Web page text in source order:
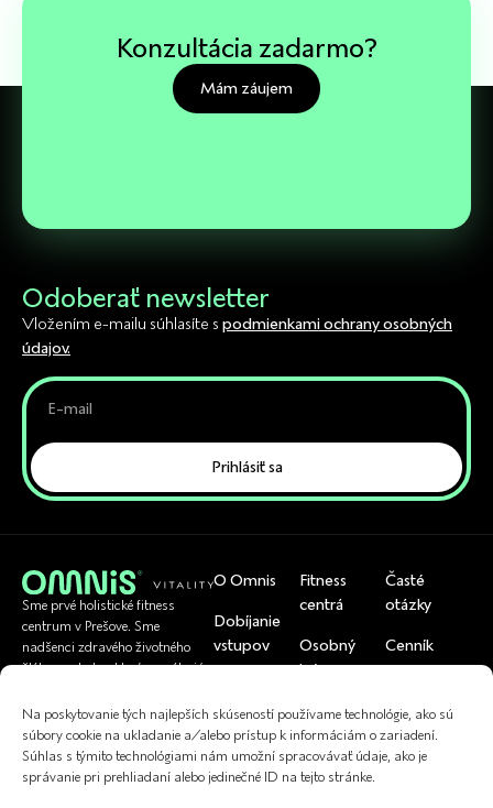
Na poskytovanie tých najlepších skúseností používame technológie, ako sú
súbory cookie na ukladanie a/alebo prístup k informáciám o zariadení.
Súhlas s týmito technológiami nám umožní spracovávať údaje, ako je
správanie pri prehliadaní alebo jedinečné ID na tejto stránke.
Konzultácia zadarmo?
Mám záujem
Odoberať newsletter
Vložením e-mailu súhlasíte s podmienkami ochrany osobných
údajov.
Prihlásiť sa
Sme prvé holistické fitness
centrum v Prešove. Sme
nadšenci zdravého životného
štýlu a pohybu, ktorí pomáhajú
U nás si viete
uplatniť
O Omnis
Dobíjanie
vstupov
skupinoviek
Kontakt
Fitness
centrá
Osobný
tréner
Cvičenia
Fyzioterapia
Časté
otázky
Cenník
Referencie